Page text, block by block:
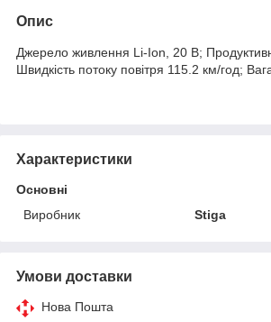
Опис
Джерело живлення Li-Ion, 20 В;
Швидкість потоку повітря 115.2 км/год;
Характеристики
Основні
Виробник
Stiga
Умови доставки
Нова Пошта